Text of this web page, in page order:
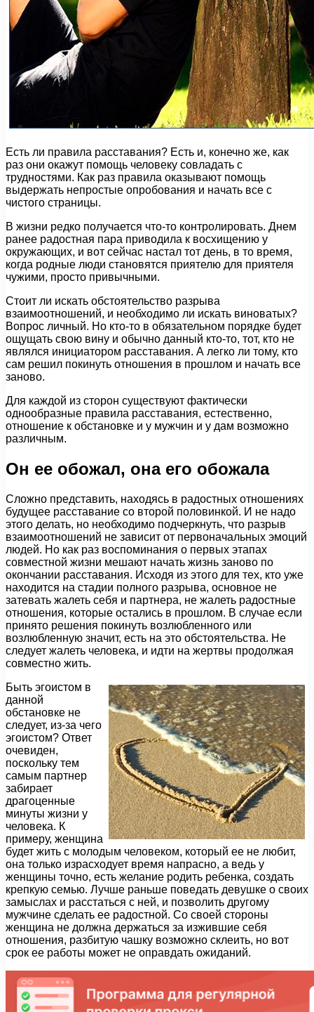
Есть ли правила расставания? Есть и, конечно же, как
раз они окажут помощь человеку совладать с
трудностями. Как раз правила оказывают помощь
выдержать непростые опробования и начать все с
чистого страницы.
В жизни редко получается что-то контролировать. Днем
ранее радостная пара приводила к восхищению у
окружающих, и вот сейчас настал тот день, в то время,
когда родные люди становятся приятелю для приятеля
чужими, просто привычными.
Стоит ли искать обстоятельство разрыва
взаимоотношений, и необходимо ли искать виноватых?
Вопрос личный. Но кто-то в обязательном порядке будет
ощущать свою вину и обычно данный кто-то, тот, кто не
являлся инициатором расставания. А легко ли тому, кто
сам решил покинуть отношения в прошлом и начать все
заново.
Для каждой из сторон существуют фактически
однообразные правила расставания, естественно,
отношение к обстановке и у мужчин и у дам возможно
различным.
Он ее обожал, она его обожала
Сложно представить, находясь в радостных отношениях
будущее расставание со второй половинкой. И не надо
этого делать, но необходимо подчеркнуть, что разрыв
взаимоотношений не зависит от первоначальных эмоций
людей. Но как раз воспоминания о первых этапах
совместной жизни мешают начать жизнь заново по
окончании расставания. Исходя из этого для тех, кто уже
находится на стадии полного разрыва, основное не
затевать жалеть себя и партнера, не жалеть радостные
отношения, которые остались в прошлом. В случае если
принято решения покинуть возлюбленного или
возлюбленную значит, есть на это обстоятельства. Не
следует жалеть человека, и идти на жертвы продолжая
совместно жить.
Быть эгоистом в
данной
обстановке не
следует, из-за чего
эгоистом? Ответ
очевиден,
поскольку тем
самым партнер
забирает
драгоценные
минуты жизни у
человека. К
примеру, женщина
будет жить с молодым человеком, который ее не любит,
она только израсходует время напрасно, а ведь у
женщины точно, есть желание родить ребенка, создать
крепкую семью. Лучше раньше поведать девушке о своих
замыслах и расстаться с ней, и позволить другому
мужчине сделать ее радостной. Со своей стороны
женщина не должна держаться за изжившие себя
отношения, разбитую чашку возможно склеить, но вот
срок ее работы может не оправдать ожиданий.